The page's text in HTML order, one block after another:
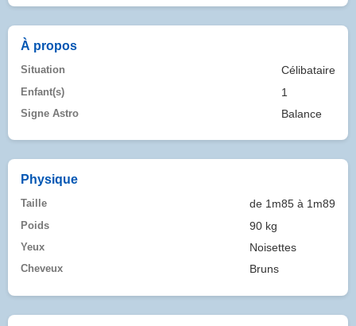
À propos
Situation Célibataire
Enfant(s) 1
Signe Astro Balance
Physique
Taille de 1m85 à 1m89
Poids 90 kg
Yeux Noisettes
Cheveux Bruns